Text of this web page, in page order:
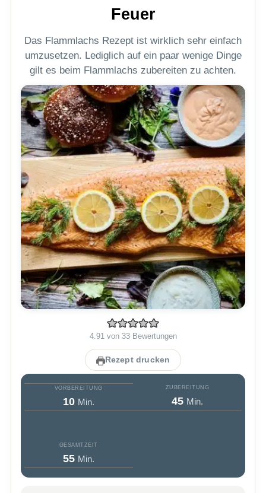
Feuer
Das Flammlachs Rezept ist wirklich sehr einfach
umzusetzen. Lediglich auf ein paar wenige Dinge
gilt es beim Flammlachs zubereiten zu achten.
4.91 von 33Bewertungen
Rezept drucken
VORBEREITUNG
10Minuten
Min.
ZUBEREITUNG
45Minuten
Min.
GESAMTZEIT
55Minuten
Min.